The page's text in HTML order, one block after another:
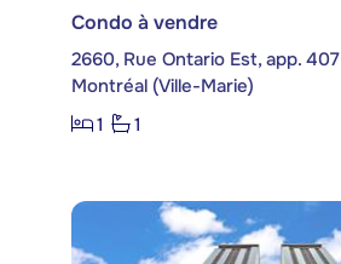
Condo à vendre
2660, Rue Ontario Est, app. 407
Montréal (Ville-Marie)
1
1